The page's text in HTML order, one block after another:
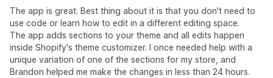
The app is great. Best thing about it is that you don't need to
use code or learn how to edit in a different editing space.
The app adds sections to your theme and all edits happen
inside Shopify's theme customizer. I once needed help with a
unique variation of one of the sections for my store, and
Brandon helped me make the changes in less than 24 hours.